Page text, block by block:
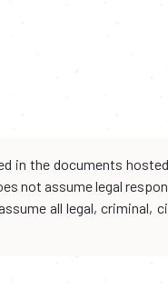
in the documents
not assume legal
all legal,